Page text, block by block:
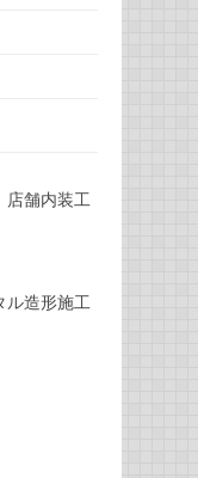
舗内装工
造形施工